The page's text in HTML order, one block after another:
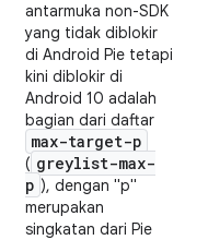
antarmuka non-SDK
yang tidak diblokir
di Android Pie tetapi
kini diblokir di
Android 10 adalah
bagian dari daftar
max-target-p
( greylist-max-
p ), dengan "p"
merupakan
singkatan dari Pie